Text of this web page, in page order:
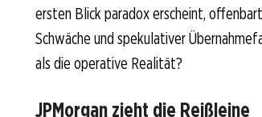
ersten Blick paradox erscheint,
Schwäche und spekulativer
als die operative Realität?
JPMorgan zieht die Reißleine